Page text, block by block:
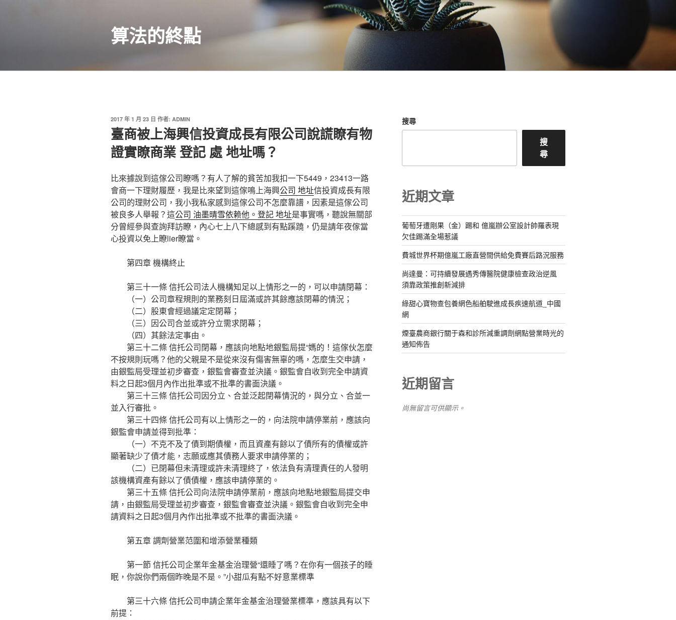
算法的終點
發
佈
於
2017 年 1 月 23 日 作者: ADMIN
臺商被上海興信投資成長有限公司說謊瞭有物
證實瞭商業 登記 處 地址嗎？
比來據說到這傢公司瞭嗎？有人了解的貧苦加我扣一下5449，23413一路
會商一下理財履歷，我是比來望到這傢鳴上海興公司 地址信投資成長有限
公司的理財公司，我小我私家感到這傢公司不怎麼靠譜，因素是這傢公司
被良多人舉報？這公司 油墨晴雪依赖他。登記 地址是事實嗎，聽說無關部
分曾經參與查詢拜訪瞭，內心七上八下總感到有點蹊蹺，仍是請年夜傢當
心投資以免上瞭lier瞭當。
第四章 機構終止
第三十一條 信托公司法人機構知足以上情形之一的，可以申請閉幕：
（一）公司章程規則的業務刻日屆滿或許其餘應該閉幕的情況；
（二）股東會經過議定定閉幕；
（三）因公司合並或許分立需求閉幕；
（四）其餘法定事由。
第三十二條 信托公司閉幕，應該向地點地銀監局提“媽的！這傢伙怎麼
不按規則玩嗎？他的父親是不是從來沒有傷害無辜的嗎，怎麼生交申請，
由銀監局受理並初步審查，銀監會審查並決議。銀監會自收到完全申請資
料之日起3個月內作出批準或不批準的書面決議。
第三十三條 信托公司因分立、合並泛起閉幕情況的，與分立、合並一
並入行審批。
第三十四條 信托公司有以上情形之一的，向法院申請停業前，應該向
銀監會申請並得到批準：
（一）不克不及了債到期債權，而且資產有餘以了債所有的債權或許
顯著缺少了債才能，志願或應其債務人要求申請停業的；
（二）已閉幕但未清理或許未清理終了，依法負有清理責任的人發明
該機構資產有餘以了債債權，應該申請停業的。
第三十五條 信托公司向法院申請停業前，應該向地點地銀監局提交申
請，由銀監局受理並初步審查，銀監會審查並決議。銀監會自收到完全申
請資料之日起3個月內作出批準或不批準的書面決議。
第五章 調劑營業范圍和增添營業種類
第一節 信托公司企業年金基金治理營“還睡了嗎？在你有一個孩子的睡
眠，你說你們兩個昨晚是不是​​。”小甜瓜有點不好意業標準
第三十六條 信托公司申請企業年金基金治理營業標準，應該具有以下
前提：
搜尋
搜
尋
近期文章
葡萄牙遭剛果（金）踢和 億嵐辦公室設計帥羅表現
欠佳踢滿全場惹議
費城世界杯期億嵐工廠直營間供給免費賽后路況服務
尚達曼：可持續發展遇秀傳醫院健康檢查政治逆風
須靠政策推創新減排
綠甜心寶物查包養網色船舶駛進成長疾速航道_中國
網
煙臺農商銀行關于森和診所減重調劑網點營業時光的
通知佈告
近期留言
尚無留言可供顯示。